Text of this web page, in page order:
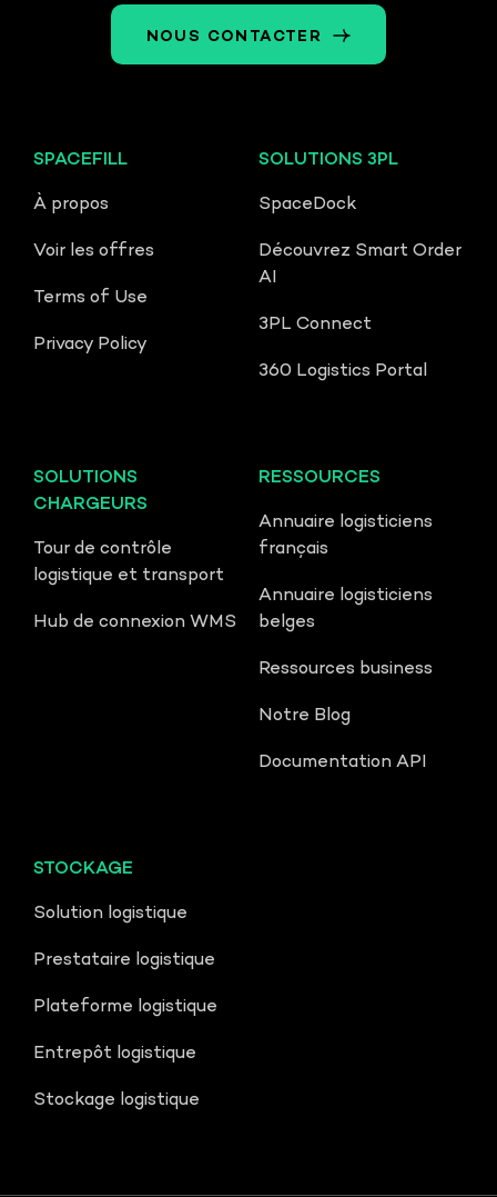
NOUS CONTACTER
SPACEFILL
À propos
Voir les offres
Terms of Use
Privacy Policy
SOLUTIONS 3PL
SpaceDock
Découvrez Smart Order
AI
3PL Connect
360 Logistics Portal
SOLUTIONS
CHARGEURS
Tour de contrôle
logistique et transport
Hub de connexion WMS
RESSOURCES
Annuaire logisticiens
français
Annuaire logisticiens
belges
Ressources business
Notre Blog
Documentation API
STOCKAGE
Solution logistique
Prestataire logistique
Plateforme logistique
Entrepôt logistique
Stockage logistique